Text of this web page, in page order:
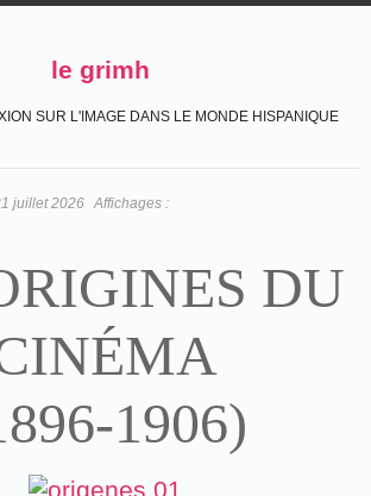
le grimh
SUR L'IMAGE DANS LE MONDE HISPANIQUE
juillet 2026 Affichages :
DU
1906)